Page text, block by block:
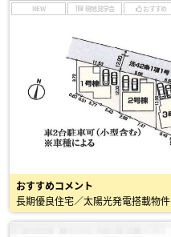
NEW 現地見学会 おすすめ
おすすめコメント
長期優良住宅／太陽光発電搭載物件